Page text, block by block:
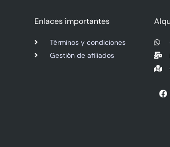
Enlaces importantes
Términos y condiciones
Gestión de afiliados
F
a